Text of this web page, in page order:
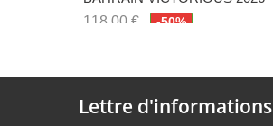
118,00 €
-50%
Lettre d'informations